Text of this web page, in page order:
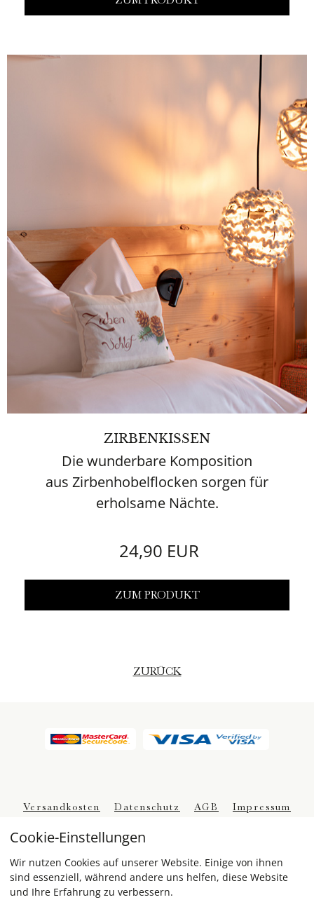
ZIRBENKISSEN
Die wunderbare Komposition
aus Zirbenhobelflocken sorgen für
erholsame Nächte.
24,90 EUR
ZUM PRODUKT
ZURÜCK
Versandkosten Datenschutz AGB
Impressum
eCommerce-System by
Cookie-Einstellungen
Wir nutzen Cookies auf unserer Website. Einige von ihnen
sind essenziell, während andere uns helfen, diese Website
und Ihre Erfahrung zu verbessern.